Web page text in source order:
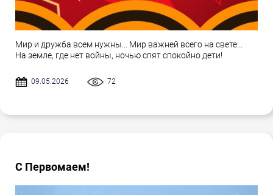
Мир и дружба всем нужны... Мир важней всего на свете...
На земле, где нет войны, ночью спят спокойно дети!
09.05.2026 72
С Первомаем!